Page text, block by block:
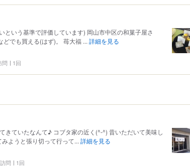
という基準で評価しています) 岡山市中区の和菓子屋さ
どでも買える(はず)。 苺大福 ... 詳細を見る
問 1回
きていたなんて♪ コブタ家の近く(^-^) 昔いただいて美味し
ようと張り切って行って... 詳細を見る
問 1回